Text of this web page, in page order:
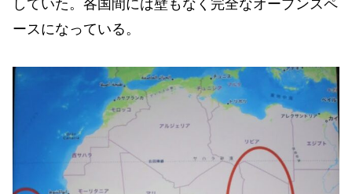
していた。各国間には壁もなく完全なオープンスペ
ースになっている。